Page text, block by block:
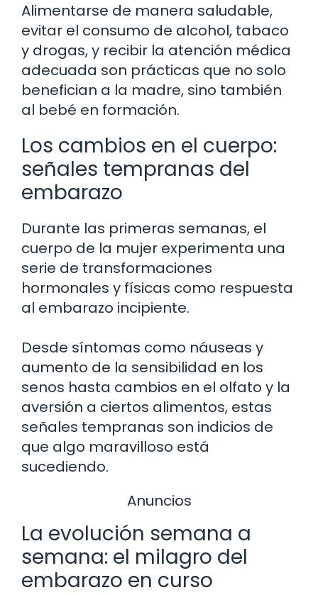
Alimentarse de manera saludable,
evitar el consumo de alcohol, tabaco
y drogas, y recibir la atención médica
adecuada son prácticas que no solo
benefician a la madre, sino también
al bebé en formación.
Los cambios en el cuerpo:
señales tempranas del
embarazo
Durante las primeras semanas, el
cuerpo de la mujer experimenta una
serie de transformaciones
hormonales y físicas como respuesta
al embarazo incipiente.
Desde síntomas como náuseas y
aumento de la sensibilidad en los
senos hasta cambios en el olfato y la
aversión a ciertos alimentos, estas
señales tempranas son indicios de
que algo maravilloso está
sucediendo.
Anuncios
La evolución semana a
semana: el milagro del
embarazo en curso